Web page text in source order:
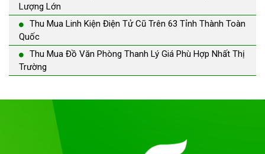
Lượng Lớn
Thu Mua Linh Kiện Điện Tử Cũ Trên 63 Tỉnh Thành Toàn
Quốc
Thu Mua Đồ Văn Phòng Thanh Lý Giá Phù Hợp Nhất Thị
Trường